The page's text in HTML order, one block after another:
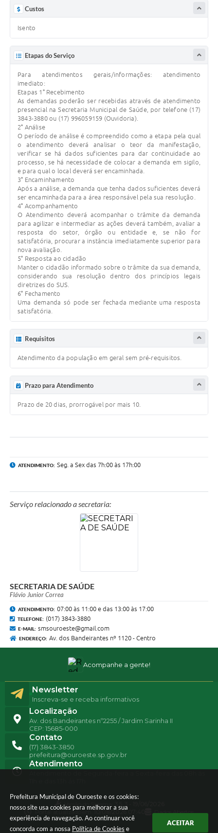
Prefeitura Municipal de Ouroeste e os cookies:
nosso site usa cookies para melhorar a sua
experiência de navegação. Ao continuar você
concorda com a nossa Política de Cookies e
ACEITAR
Custos
Isento
Etapas do Serviço
Para atendimentos gerais/informações: atendimento
imediato:
Etapas 1° Recebimento
As demandas poderão ser recebidas através de atendimento
presencial na Secretaria Municipal de Saúde, por telefone (17)
3843-3880 ou (17) 996059159 (Ouvidoria).
2° Análise
O período de análise é compreendido como a etapa pela qual
o atendimento deverá analisar o teor da manifestação,
verificar se há dados suficientes para dar continuidade ao
processo, se há necessidade de colocar a demanda em sigilo,
e para qual o local deverá ser encaminhada.
3° Encaminhamento
Após a análise, a demanda que tenha dados suficientes deverá
ser encaminhada para a área responsável pela sua resolução.
4° Acompanhamento
O Atendimento deverá acompanhar o trâmite da demanda
para agilizar e intermediar as ações deverá também, avaliar a
resposta do setor, órgão ou entidade e, se não for
satisfatória, procurar a instância imediatamente superior para
nova avaliação.
5° Resposta ao cidadão
Manter o cidadão informado sobre o trâmite da sua demanda,
considerando sua resolução dentro dos princípios legais
diretrizes do SUS.
6° Fechamento
Uma demanda só pode ser fechada mediante uma resposta
satisfatória.
Requisitos
Atendimento da população em geral sem pré-requisitos.
Prazo para Atendimento
Prazo de 20 dias, prorrogável por mais 10.
ATENDIMENTO: Seg. a Sex das 7h:00 às 17h:00
Serviço relacionado a secretaria:
SECRETARIA DE SAÚDE
Flávio Junior Correa
ATENDIMENTO: 07:00 às 11:00 e das 13:00 às 17:00
TELEFONE: (017) 3843-3880
E-MAIL: smsouroeste@gmail.com
ENDEREÇO: Av. dos Bandeirantes nº 1120 - Centro
Acompanhe a gente!
Localização
Av. dos Bandeirantes nº2255 / Jardim Sarinha II
CEP: 15685-000
Contato
(17) 3843-3850
prefeitura@ouroeste.sp.gov.br
Atendimento
Newsletter
Inscreva-se e receba informativos
Versão do Sistema:
Portal atualizado em:10/08/2026 07:40 Dados Abertos